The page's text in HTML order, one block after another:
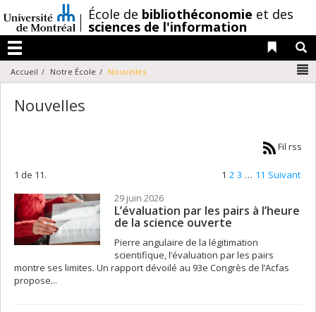
au
contenu
/École de bibliothéconomie et des
sciences de l'information
Menu
Liens
Accueil Notre École Nouvelles
Nouvelles
Fil rss
1 de 11. 1 2 3 … 11 Suivant
29 juin 2026
L’évaluation par les pairs à l’heure
de la science ouverte
Pierre angulaire de la légitimation
scientifique, l’évaluation par les pairs
montre ses limites. Un rapport dévoilé au 93e Congrès de l’Acfas
propose...